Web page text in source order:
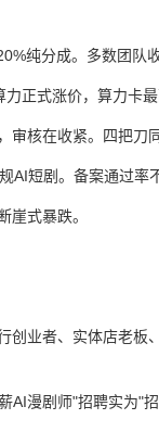
纯分成。多数团队
正式涨价，算力卡
审核在收紧。四把刀
AI短剧。备案通过率
崖式暴跌。
创业者、实体店老
AI漫剧师"招聘实为"